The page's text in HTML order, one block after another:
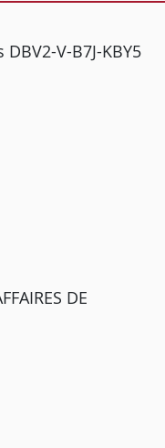
V-B7J-KBY5
DE